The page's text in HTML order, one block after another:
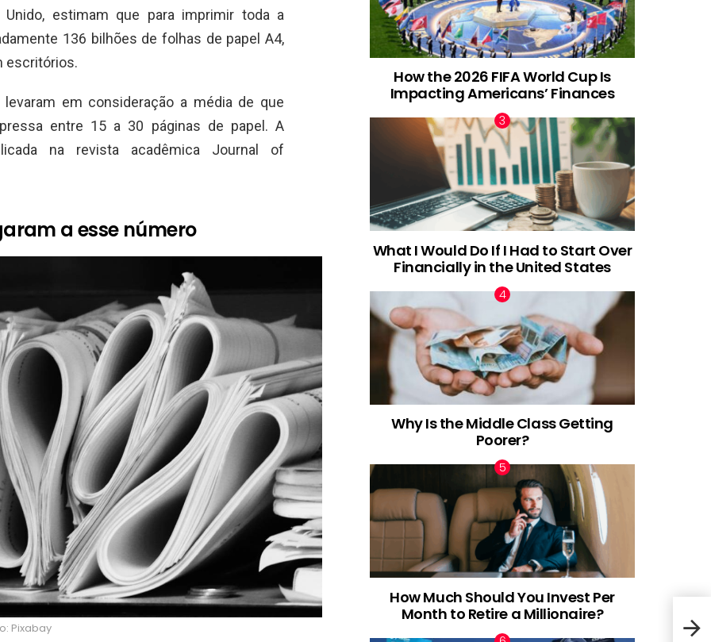
estimam que para imprimir toda a
136 bilhões de folhas de papel A4,
escritórios.
em consideração a média de que
entre 15 a 30 páginas de papel. A
na revista acadêmica Journal of
a esse número
Pixabay
12
How the 2026 FIFA World Cup Is
Impacting Americans’ Finances
What I Would Do If I Had to Start Over
Financially in the United States
Why Is the Middle Class Getting
Poorer?
How Much Should You Invest Per
Month to Retire a Millionaire?